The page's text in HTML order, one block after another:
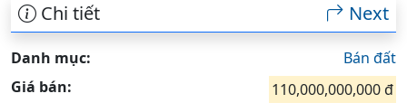
Chi tiết Next
Danh mục:
Bán đất
Giá bán:
110,000,000,000 đ